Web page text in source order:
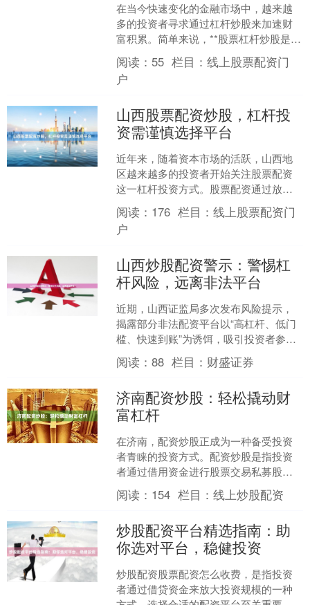
在当今快速变化的金融市场中，越来越
多的投资者寻求通过杠杆炒股来加速财
富积累。简单来说，**股票杠杆炒股是指
借钱投资放大收益与风险**，适合追求高
回报且能承受高风....
阅读： 55 栏目：线上股票配资门
户
山西股票配资炒股，杠杆投
资需谨慎选择平台
近年来，随着资本市场的活跃，山西地
区越来越多的投资者开始关注股票配资
这一杠杆投资方式。股票配资通过放大
本金，为投资者提供了获取更高收益的
可能，但同时也带来了成倍....
阅读： 176 栏目：线上股票配资门
户
山西炒股配资警示：警惕杠
杆风险，远离非法平台
近期，山西证监局多次发布风险提示，
揭露部分非法配资平台以“高杠杆、低门
槛、快速到账”为诱饵，吸引投资者参与
场外配资活动。这些平台往往未经国家
金融监管部门批准，游....
阅读：88 栏目： 财盛证券
济南配资炒股：轻松撬动财
富杠杆
在济南，配资炒股正成为一种备受投资
者青睐的投资方式。配资炒股是指投资
者通过借用资金进行股票交易私募股
票，从而放大收益的杠杆效应。 济南的
配资炒股市场成熟完善，有....
阅读： 154 栏目：线上炒股配资
炒股配资平台精选指南：助
你选对平台，稳健投资
炒股配资股票配资怎么收费，是指投资
者通过借贷资金来放大投资规模的一种